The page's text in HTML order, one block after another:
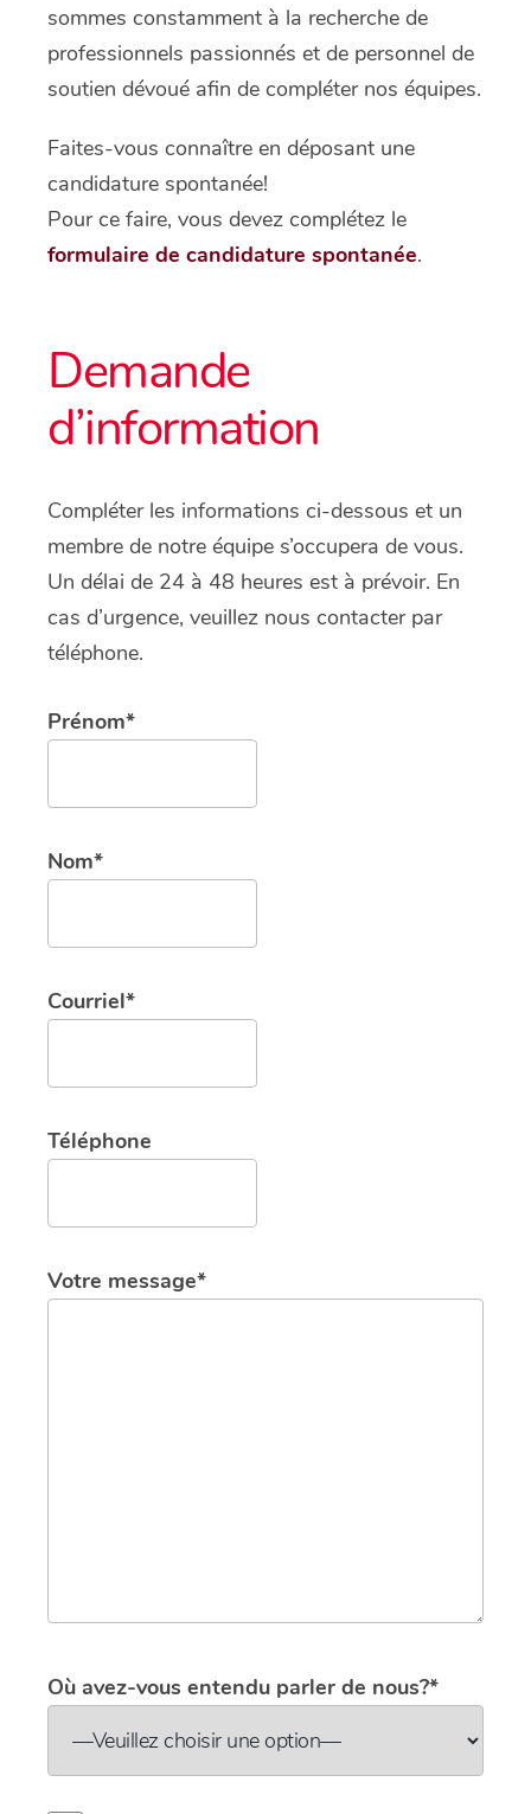
sommes constamment à la recherche de
professionnels passionnés et de personnel de
soutien dévoué afin de compléter nos équipes.
Faites-vous connaître en déposant une
candidature spontanée!
Pour ce faire, vous devez complétez le
formulaire de candidature spontanée.
Demande
d’information
Compléter les informations ci-dessous et un
membre de notre équipe s’occupera de vous.
Un délai de 24 à 48 heures est à prévoir. En
cas d’urgence, veuillez nous contacter par
téléphone.
Prénom*
Nom*
Courriel*
Téléphone
Votre message*
Où avez-vous entendu parler de nous?*